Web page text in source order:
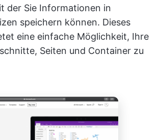
der Sie Informationen in
speichern können. Dieses
eine einfache Möglichkeit, Ihre
Seiten und Container zu